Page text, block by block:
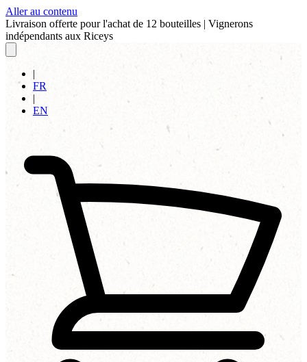
Aller au contenu
Livraison offerte pour l'achat de 12 bouteilles | Vignerons
indépendants aux Riceys
|
FR
|
EN